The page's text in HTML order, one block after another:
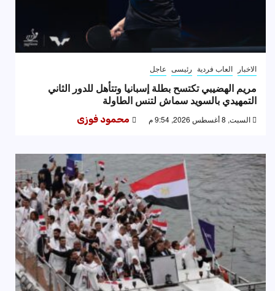
الاخبار العاب فردية رئيسى عاجل
مريم الهضيبي تكتسح بطلة إسبانيا وتتأهل للدور الثاني
التمهيدي بالسويد سماش لتنس الطاولة
السبت, 8 أغسطس 2026, 9:54 م محمود فوزى